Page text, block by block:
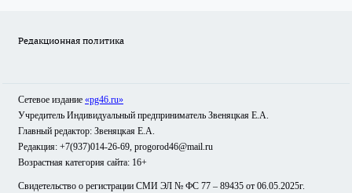
Редакционная политика
Сетевое издание «pg46.ru»
Учредитель Индивидуальный предприниматель Звеняцкая Е.А.
Главный редактор: Звеняцкая Е.А.
Редакция: +7(937)014-26-69, progorod46@mail.ru
Возрастная категория сайта: 16+
Свидетельство о регистрации СМИ ЭЛ № ФС 77 – 89435 от 06.05.2025г.